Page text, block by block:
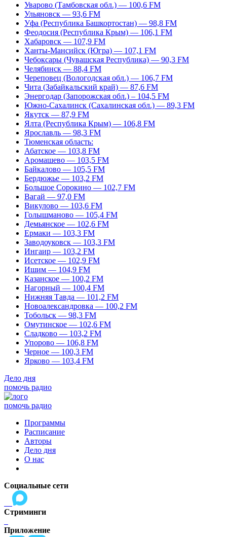
Уварово (Тамбовская обл.) — 100,6 FM
Ульяновск — 93,6 FM
Уфа (Республика Башкортостан) — 98,8 FM
Феодосия (Республика Крым) — 106,1 FM
Хабаровск — 107,9 FM
Ханты-Мансийск (Югра) — 107,1 FM
Чебоксары (Чувашская Республика) — 90,3 FM
Челябинск — 88,4 FM
Череповец (Вологодская обл.) — 106,7 FM
Чита (Забайкальский край) — 87,6 FM
Энергодар (Запорожская обл.) – 104,5 FM
Южно-Сахалинск (Сахалинская обл.) — 89,3 FM
Якутск — 87,9 FM
Ялта (Республика Крым) — 106,8 FM
Ярославль — 98,3 FM
Тюменская область:
Абатское — 103,8 FM
Аромашево — 103,5 FM
Байкалово — 105,5 FM
Бердюжье — 103,2 FM
Большое Сорокино — 102,7 FM
Вагай — 97,0 FM
Викулово — 103,6 FM
Голышманово — 105,4 FM
Демьянское — 102,6 FM
Ермаки — 103,3 FM
Заводоуковск — 103,3 FM
Ингаир — 103,2 FM
Исетское — 102,9 FM
Ишим — 104,9 FM
Казанское — 100,2 FM
Нагорный — 100,4 FM
Нижняя Тавда — 101,2 FM
Новоалександровка — 100,2 FM
Тобольск — 98,3 FM
Омутинское — 102,6 FM
Сладково — 103,2 FM
Упорово — 106,8 FM
Черное — 100,3 FM
Ярково — 103,4 FM
Дело дня
помочь радио
помочь радио
Программы
Расписание
Авторы
Дело дня
О нас
Социальные сети
Стриминги
Приложение